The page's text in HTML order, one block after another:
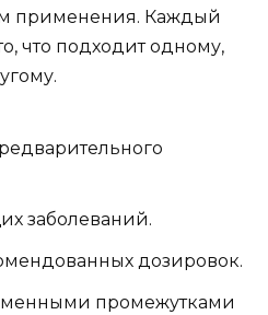
применения. Каждый
что подходит одному,
заболеваний.
дозировок.
промежутками